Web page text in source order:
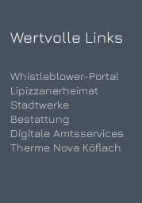
Wertvolle Links
Whistleblower-Portal
Lipizzanerheimat
Stadtwerke
Bestattung
Digitale Amtsservices
Therme Nova Köflach